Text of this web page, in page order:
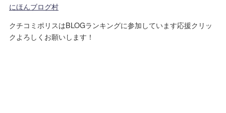
にほんブログ村
クチコミポリスはBLOGランキングに参加しています応援クリッ
クよろしくお願いします！